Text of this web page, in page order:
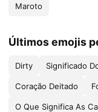
Maroto
Últimos emojis
Dirty Significado
Coração Deitado
O Que Significa As